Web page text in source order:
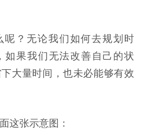
呢？无论我们如何去规划时
如果我们无法改善自己的状
大量时间，也未必能够有效
这张示意图：